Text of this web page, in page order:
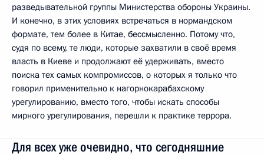
разведывательной группы Министерства обороны Украины.
И конечно, в этих условиях встречаться в нормандском
формате, тем более в Китае, бессмысленно. Потому что,
судя по всему, те люди, которые захватили в своё время
власть в Киеве и продолжают её удерживать, вместо
поиска тех самых компромиссов, о которых я только что
говорил применительно к нагорнокарабахскому
урегулированию, вместо того, чтобы искать способы
мирного урегулирования, перешли к практике террора.
Для всех уже очевидно, что сегодняшние